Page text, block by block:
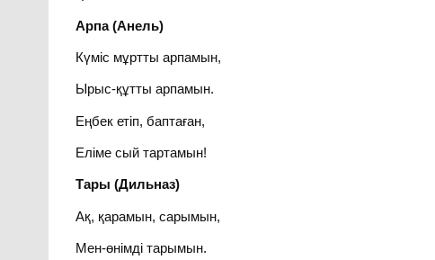
Арпа (Анель)
Күміс мұртты арпамын,
Ырыс-құтты арпамын.
Еңбек етіп, баптаған,
Еліме сый тартамын!
Тары (Дильназ)
Ақ, қарамын, сарымын,
Мен-өнімді тарымын.